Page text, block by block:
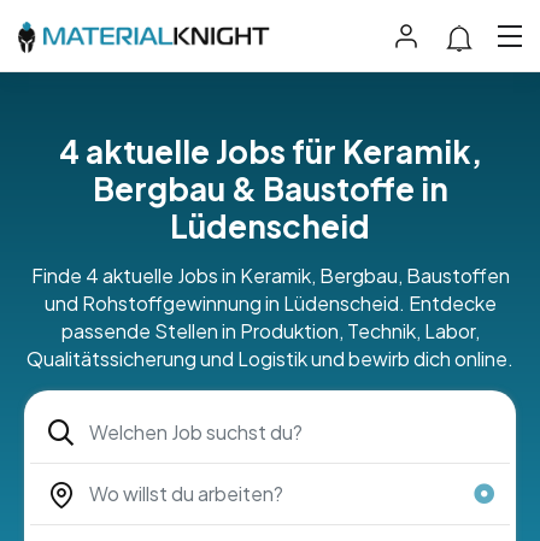
4 aktuelle Jobs für Keramik,
Bergbau & Baustoffe in
Lüdenscheid
Finde 4 aktuelle Jobs in Keramik, Bergbau, Baustoffen
und Rohstoffgewinnung in Lüdenscheid. Entdecke
passende Stellen in Produktion, Technik, Labor,
Qualitätssicherung und Logistik und bewirb dich online.